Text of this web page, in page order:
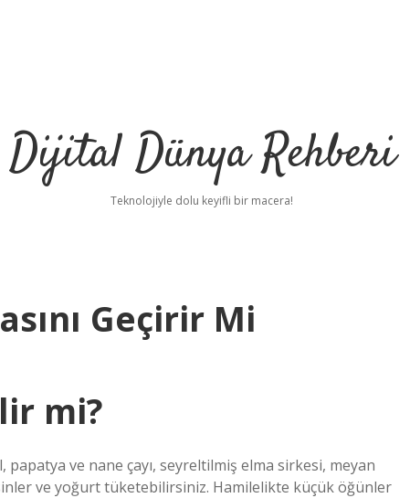
Dijital Dünya Rehberi
Teknolojiyle dolu keyifli bir macera!
Geçirir Mi
mi?
ve nane çayı, seyreltilmiş elma sirkesi, meyan
ve yoğurt tüketebilirsiniz. Hamilelikte küçük öğünler